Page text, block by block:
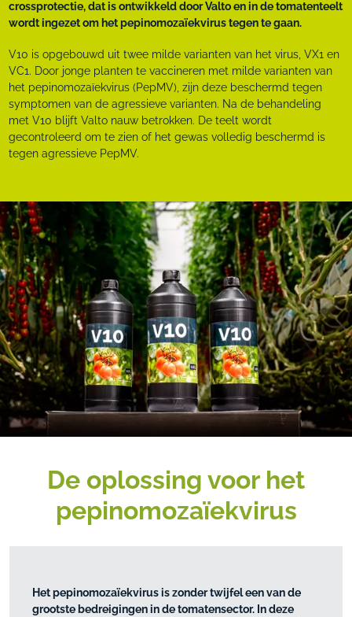
crossprotectie, dat is ontwikkeld door Valto en in de tomatenteelt
wordt ingezet om het pepinomozaïekvirus tegen te gaan.
V10 is opgebouwd uit twee milde varianten van het virus, VX1 en
VC1. Door jonge planten te vaccineren met milde varianten van
het pepinomozaïekvirus (PepMV), zijn deze beschermd tegen
symptomen van de agressieve varianten. Na de behandeling
met V10 blijft Valto nauw betrokken. De teelt wordt
gecontroleerd om te zien of het gewas volledig beschermd is
tegen agressieve PepMV.
De oplossing voor het
pepinomozaïekvirus
Het pepinomozaïekvirus is zonder twijfel een van de
grootste bedreigingen in de tomatensector. In deze